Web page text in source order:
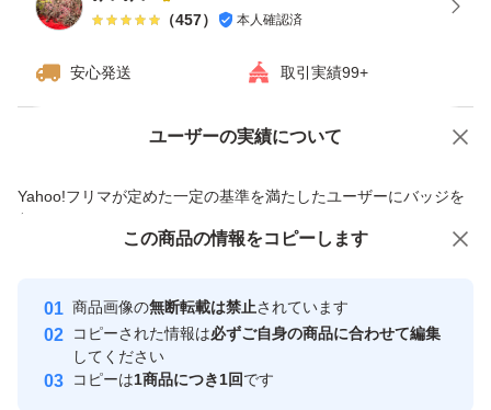
（457） 本人確認済
安心発送 取引実績99+
ユーザーの実績について
Yahoo!フリマが定めた一定の基準を満たしたユーザーにバッジを
付与しています
安心取引出品者
心・安全なユーザーです
取引実績
価格の相談 商品への質問
この商品の情報をコピーします
商品画像の無断転載は禁止されています
コピーされた情報は必ずご自身の商品に合わせて編集
してください
コピーは1商品につき1回です
この商品をみている人にオススメ